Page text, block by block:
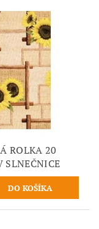
ROLKA 20
SLNEČNICE